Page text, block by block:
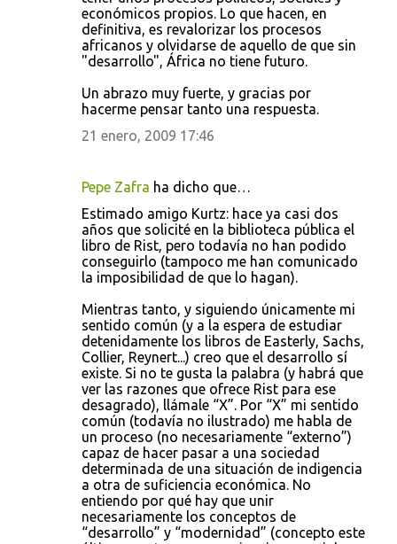
económicos propios. Lo que hacen, en
definitiva, es revalorizar los procesos
africanos y olvidarse de aquello de que sin
"desarrollo", África no tiene futuro.
Un abrazo muy fuerte, y gracias por
hacerme pensar tanto una respuesta.
21 enero, 2009 17:46
Pepe Zafra ha dicho que…
Estimado amigo Kurtz: hace ya casi dos
años que solicité en la biblioteca pública el
libro de Rist, pero todavía no han podido
conseguirlo (tampoco me han comunicado
la imposibilidad de que lo hagan).
Mientras tanto, y siguiendo únicamente mi
sentido común (y a la espera de estudiar
detenidamente los libros de Easterly, Sachs,
Collier, Reynert...) creo que el desarrollo sí
existe. Si no te gusta la palabra (y habrá que
ver las razones que ofrece Rist para ese
desagrado), llámale “X”. Por “X” mi sentido
común (todavía no ilustrado) me habla de
un proceso (no necesariamente “externo”)
capaz de hacer pasar a una sociedad
determinada de una situación de indigencia
a otra de suficiencia económica. No
entiendo por qué hay que unir
necesariamente los conceptos de
“desarrollo” y “modernidad” (concepto este